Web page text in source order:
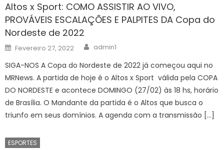
Altos x Sport: COMO ASSISTIR AO VIVO,
PROVÁVEIS ESCALAÇÕES E PALPITES DA Copa do
Nordeste de 2022
Posted
on
Fevereiro 27, 2022 Author
admin1
SIGA-NOS A Copa do Nordeste de 2022 já começou aqui no
MRNews. A partida de hoje é o Altos x Sport válida pela COPA
DO NORDESTE e acontece DOMINGO (27/02) às 18 hs, horário
de Brasília. O Mandante da partida é o Altos que busca o
triunfo em seus domínios. A agenda com a transmissão […]
ESPORTES